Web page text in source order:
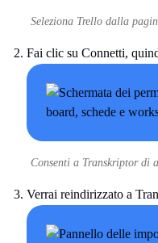
Seleziona Trello dalla
Fai clic su Connetti,
Consenti a Transkriptor di
Verrai reindirizzato a